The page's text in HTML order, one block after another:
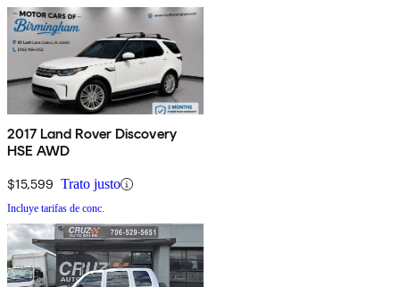
2017 Land Rover Discovery
HSE AWD
$15,599 Trato justo
Incluye tarifas de conc.